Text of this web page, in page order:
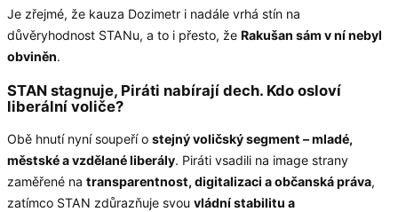
Je zřejmé, že kauza Dozimetr i nadále vrhá stín na
důvěryhodnost STANu, a to i přesto, že Rakušan sám v ní nebyl
obviněn.
STAN stagnuje, Piráti nabírají dech. Kdo osloví
liberální voliče?
Obě hnutí nyní soupeří o stejný voličský segment – mladé,
městské a vzdělané liberály. Piráti vsadili na image strany
zaměřené na transparentnost, digitalizaci a občanská práva,
zatímco STAN zdůrazňuje svou vládní stabilitu a